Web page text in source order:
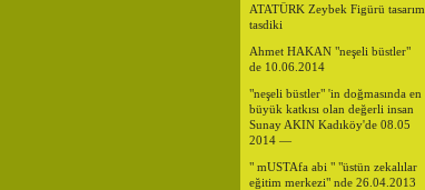
ATATÜRK Zeybek Figürü tasarım
tasdiki
Ahmet HAKAN "neşeli büstler"
de 10.06.2014
"neşeli büstler" 'in doğmasında en
büyük katkısı olan değerli insan
Sunay AKIN Kadıköy'de 08.05
2014 —
" mUSTAfa abi " "üstün zekalılar
eğitim merkezi" nde 26.04.2013